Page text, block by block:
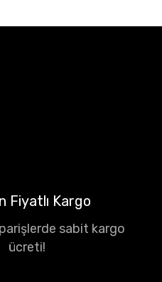
Fiyatlı Kargo
sabit kargo
ücreti!